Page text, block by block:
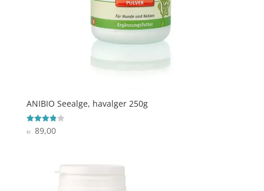
ANIBIO Seealge, havalger 250g
Vurderet
3.9
kr. 89,00